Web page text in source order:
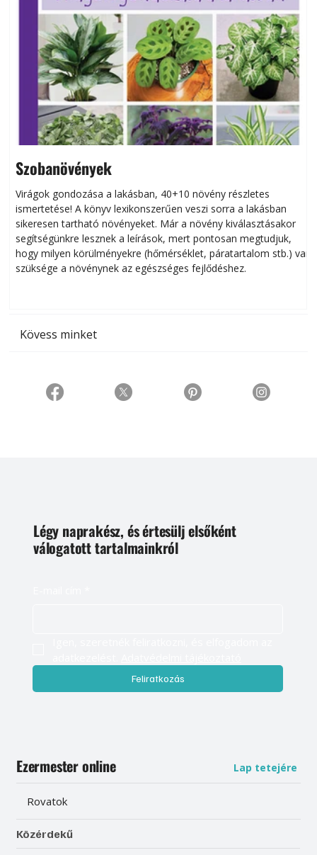
Szobanövények
Virágok gondozása a lakásban, 40+10 növény részletes
ismertetése! A könyv lexikonszerűen veszi sorra a lakásban
sikeresen tart­ha­tó növényeket. Már a növény kiválasztásakor
segítségünkre lesznek a leírások, mert pontosan megtudjuk,
hogy milyen körülményekre (hőmérséklet, páratartalom stb.) van
szüksége a növénynek az egészséges fejlődéshez.
Kövess minket
Légy naprakész, és értesülj elsőként
válogatott tartalmainkról
Feliratkozás
Ezermester online Lap tetejére
Rovatok
Közérdekű